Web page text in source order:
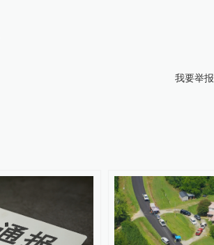
我要举报